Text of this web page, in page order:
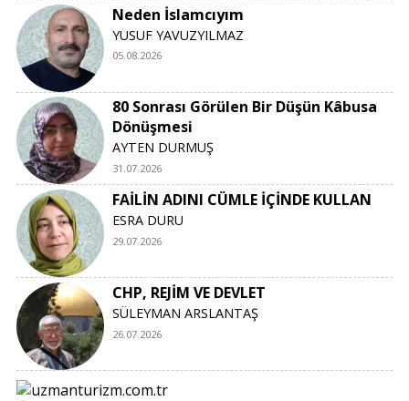
Neden İslamcıyım
YUSUF YAVUZYILMAZ
05.08.2026
80 Sonrası Görülen Bir Düşün Kâbusa
Dönüşmesi
AYTEN DURMUŞ
31.07.2026
FAİLİN ADINI CÜMLE İÇİNDE KULLAN
ESRA DURU
29.07.2026
CHP, REJİM VE DEVLET
SÜLEYMAN ARSLANTAŞ
26.07.2026